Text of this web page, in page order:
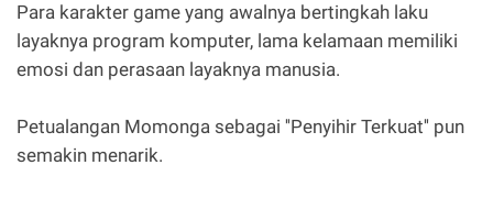
Para karakter game yang awalnya bertingkah laku
layaknya program komputer, lama kelamaan memiliki
emosi dan perasaan layaknya manusia.
Petualangan Momonga sebagai ''Penyihir Terkuat'' pun
semakin menarik.